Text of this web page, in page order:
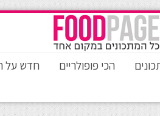
הכי פופולריים חדש על